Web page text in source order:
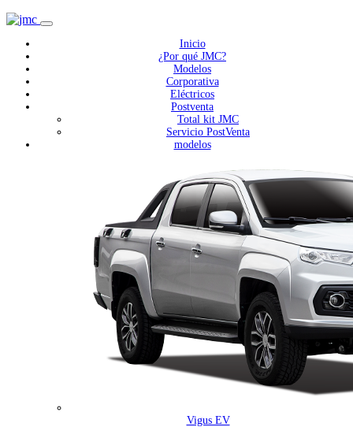
Inicio
¿Por qué JMC?
Modelos
Corporativa
Eléctricos
Postventa
Total kit JMC
Servicio PostVenta
modelos
Vigus EV